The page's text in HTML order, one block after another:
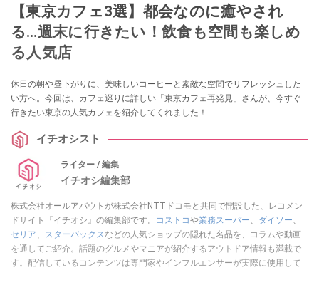
【東京カフェ3選】都会なのに癒やされ
る…週末に行きたい！飲食も空間も楽しめ
る人気店
休日の朝や昼下がりに、美味しいコーヒーと素敵な空間でリフレッシュした
い方へ。今回は、カフェ巡りに詳しい「東京カフェ再発見」さんが、今すぐ
行きたい東京の人気カフェを紹介してくれました！
イチオシスト
ライター / 編集
イチオシ編集部
株式会社オールアバウトが株式会社NTTドコモと共同で開設した、レコメン
ドサイト『イチオシ』の編集部です。
コストコや業務スーパー ダイソー
セリア
スターバックス などの人気ショップの隠れた名品を、コラムや動画
を通してご紹介。話題のグルメやマニアが紹介するアウトドア情報も満載で
す。配信しているコンテンツは専門家やインフルエンサーが実際に使用して